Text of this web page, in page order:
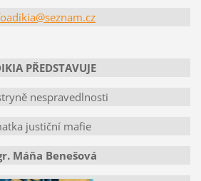
PŘEDSTAVUJE
nespravedlnosti
justiční mafie
Máňa Benešová